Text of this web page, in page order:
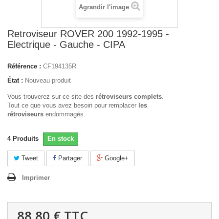
Agrandir l'image
Retroviseur ROVER 200 1992-1995 -
Electrique - Gauche - CIPA
Référence : CF194135R
État : Nouveau produit
Vous trouverez sur ce site des rétroviseurs complets.
Tout ce que vous avez besoin pour remplacer les
rétroviseurs endommagés.
4 Produits En stock
Tweet Partager Google+
Imprimer